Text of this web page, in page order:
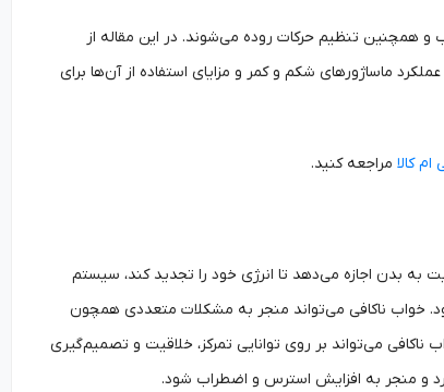
همچنین تنظیم حرکات روده می‌شوند. در این مقاله از
ماساژورهای شکم و کمر و مزایای استفاده از آن‌ها برای
ام کالا مراجعه کنید.
بدن اجازه می‌دهد تا انرژی خود را تجدید کند، سیستم
خواب ناکافی می‌تواند منجر به مشکلات متعددی همچون
می‌تواند بر روی توانایی تمرکز، خلاقیت و تصمیم‌گیری
و منجر به افزایش استرس و اضطراب شود.